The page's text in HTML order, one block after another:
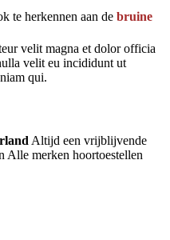
te herkennen aan de bruine
velit magna et dolor officia
velit eu incididunt ut
qui.
Altijd een vrijblijvende
Alle merken hoortoestellen